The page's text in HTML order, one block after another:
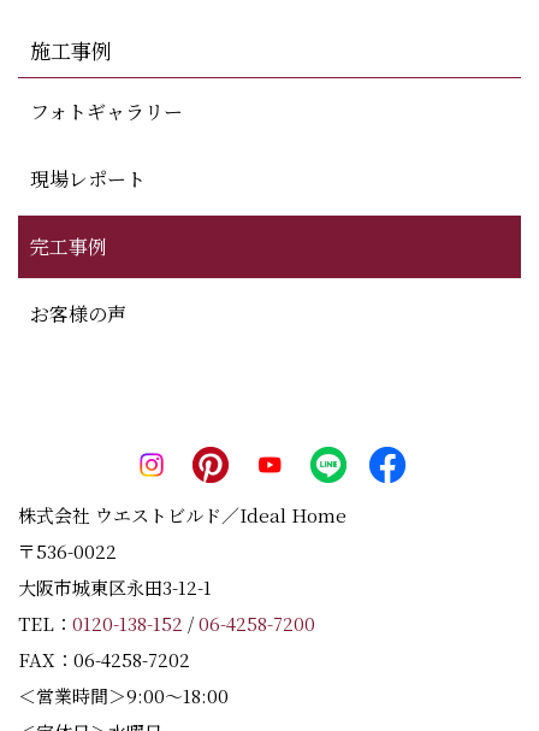
施工事例
フォトギャラリー
現場レポート
完工事例
お客様の声
株式会社 ウエストビルド／Ideal Home
〒536-0022
大阪市城東区永田3-12-1
TEL： 0120-138-152 /06-4258-7200
FAX：06-4258-7202
＜営業時間＞9:00～18:00